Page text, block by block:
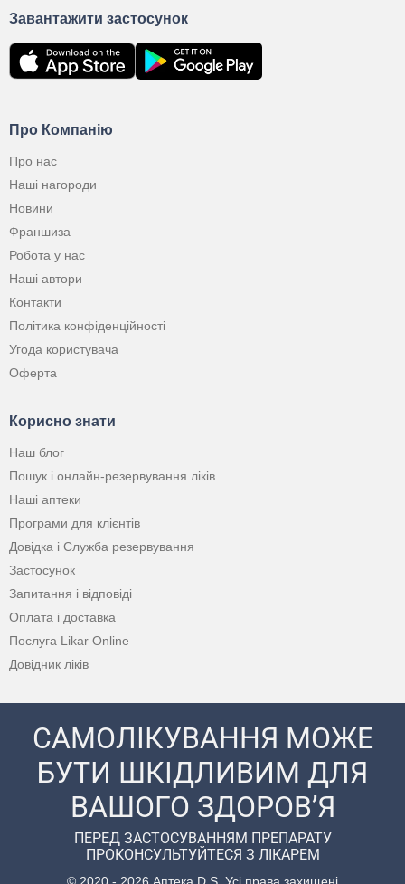
Про Компанію
Про нас
Наші нагороди
Новини
Франшиза
Робота у нас
Наші автори
Контакти
Політика конфіденційності
Угода користувача
Оферта
Корисно знати
Наш блог
Пошук і онлайн-резервування ліків
Наші аптеки
Програми для клієнтів
Довідка і Служба резервування
Застосунок
Запитання і відповіді
Оплата і доставка
Послуга Likar Online
Довідник ліків
Завантажити застосунок
САМОЛІКУВАННЯ МОЖЕ
БУТИ ШКІДЛИВИМ ДЛЯ
ВАШОГО ЗДОРОВ’Я
ПЕРЕД ЗАСТОСУВАННЯМ ПРЕПАРАТУ
ПРОКОНСУЛЬТУЙТЕСЯ З ЛІКАРЕМ